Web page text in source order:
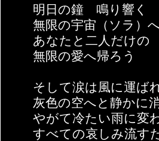
明日の鐘 鳴り響く
無限の宇宙（ソラ）
あなたと二人だけの
無限の愛へ帰ろう
そして涙は風に運ば
灰色の空へと静かに
やがて冷たい雨に変
すべての哀しみ流す